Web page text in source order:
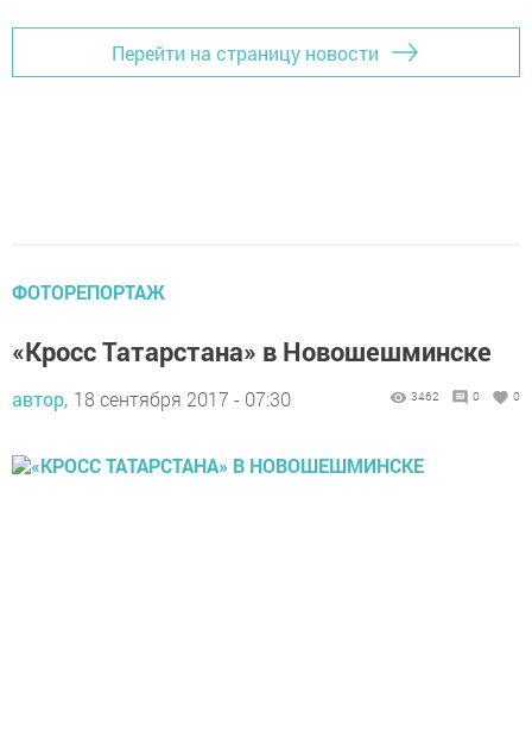
Перейти на страницу новости
ФОТОРЕПОРТАЖ
«Кросс Татарстана» в Новошешминске
автор, 18 сентября 2017 - 07:30 3462 0 0